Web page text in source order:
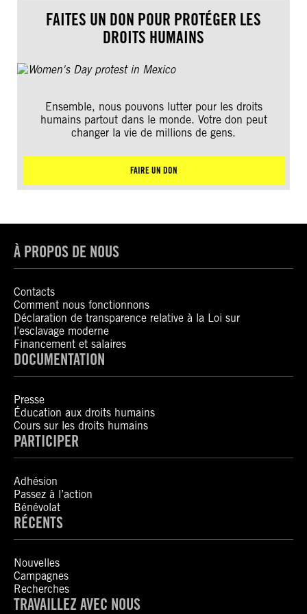
FAITES UN DON POUR PROTÉGER LES
DROITS HUMAINS
Ensemble, nous pouvons lutter pour les droits
humains partout dans le monde. Votre don peut
changer la vie de millions de gens.
FAIRE UN DON
À PROPOS DE NOUS
Contacts
Comment nous fonctionnons
Déclaration de transparence relative à la Loi sur
l’esclavage moderne
Financement et salaires
DOCUMENTATION
Presse
Éducation aux droits humains
Cours sur les droits humains
PARTICIPER
Adhésion
Passez à l’action
Bénévolat
RÉCENTS
Nouvelles
Campagnes
Recherches
TRAVAILLEZ AVEC NOUS